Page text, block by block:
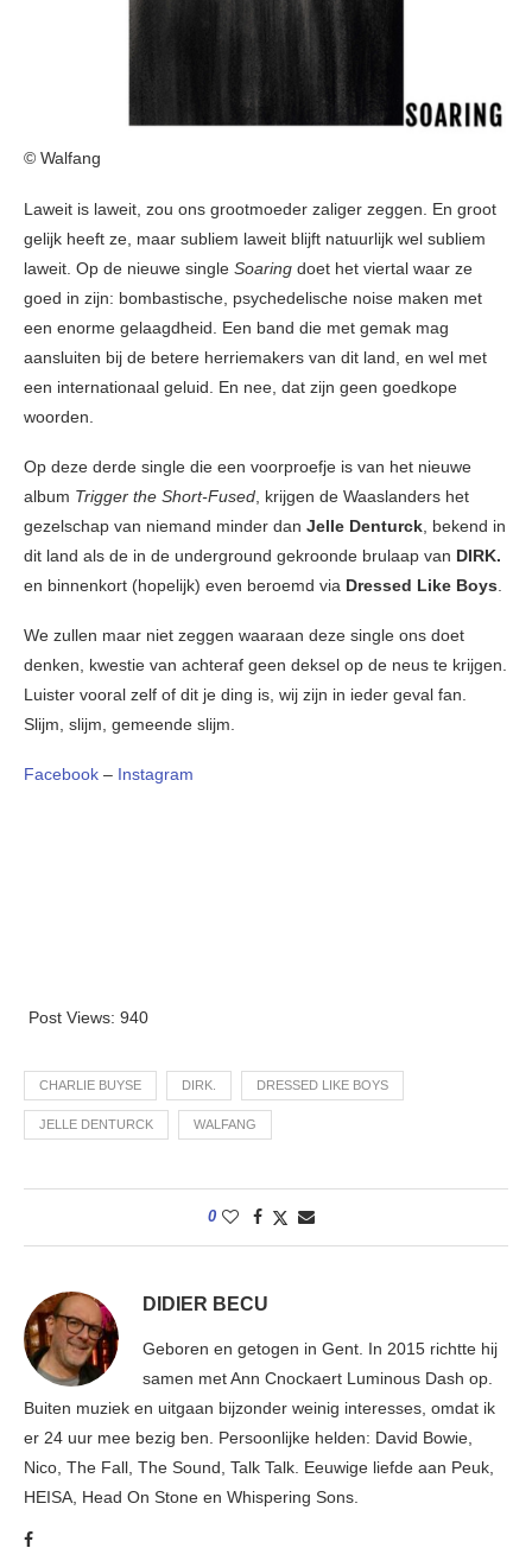
© Walfang
Laweit is laweit, zou ons grootmoeder zaliger zeggen. En groot
gelijk heeft ze, maar subliem laweit blijft natuurlijk wel subliem
laweit. Op de nieuwe single Soaring doet het viertal waar ze
goed in zijn: bombastische, psychedelische noise maken met
een enorme gelaagdheid. Een band die met gemak mag
aansluiten bij de betere herriemakers van dit land, en wel met
een internationaal geluid. En nee, dat zijn geen goedkope
woorden.
Op deze derde single die een voorproefje is van het nieuwe
album Trigger the Short-Fused, krijgen de Waaslanders het
gezelschap van niemand minder dan Jelle Denturck, bekend in
dit land als de in de underground gekroonde brulaap van DIRK.
en binnenkort (hopelijk) even beroemd via Dressed Like Boys.
We zullen maar niet zeggen waaraan deze single ons doet
denken, kwestie van achteraf geen deksel op de neus te krijgen.
Luister vooral zelf of dit je ding is, wij zijn in ieder geval fan.
Slijm, slijm, gemeende slijm.
Facebook – Instagram
Post Views: 940
CHARLIE BUYSE DIRK. DRESSED LIKE BOYS
JELLE DENTURCK WALFANG
0
DIDIER BECU
Geboren en getogen in Gent. In 2015 richtte hij
samen met Ann Cnockaert Luminous Dash op.
Buiten muziek en uitgaan bijzonder weinig interesses, omdat ik
er 24 uur mee bezig ben. Persoonlijke helden: David Bowie,
Nico, The Fall, The Sound, Talk Talk. Eeuwige liefde aan Peuk,
HEISA, Head On Stone en Whispering Sons.